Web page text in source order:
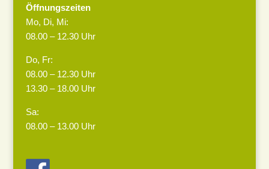
Öffnungszeiten
Mo, Di, Mi:
08.00 – 12.30 Uhr
Do, Fr:
08.00 – 12.30 Uhr
13.30 – 18.00 Uhr
Sa:
08.00 – 13.00 Uhr